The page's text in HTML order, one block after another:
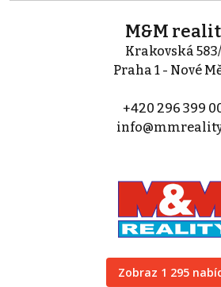
M&M
Krakovská
Praha 1 - Nové
+420 296 399
Zobraz 1 295